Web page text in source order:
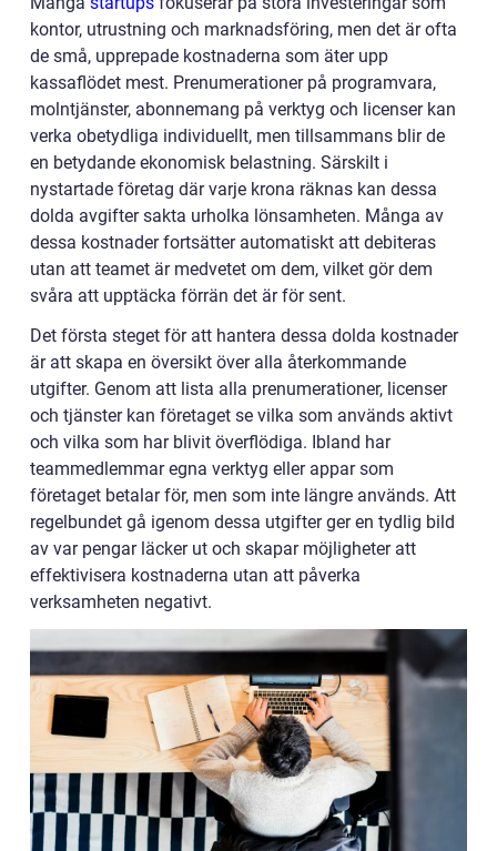
kontor, utrustning och marknadsföring, men det är ofta
de små, upprepade kostnaderna som äter upp
kassaflödet mest. Prenumerationer på programvara,
molntjänster, abonnemang på verktyg och licenser kan
verka obetydliga individuellt, men tillsammans blir de
en betydande ekonomisk belastning. Särskilt i
nystartade företag där varje krona räknas kan dessa
dolda avgifter sakta urholka lönsamheten. Många av
dessa kostnader fortsätter automatiskt att debiteras
utan att teamet är medvetet om dem, vilket gör dem
svåra att upptäcka förrän det är för sent.
Det första steget för att hantera dessa dolda kostnader
är att skapa en översikt över alla återkommande
utgifter. Genom att lista alla prenumerationer, licenser
och tjänster kan företaget se vilka som används aktivt
och vilka som har blivit överflödiga. Ibland har
teammedlemmar egna verktyg eller appar som
företaget betalar för, men som inte längre används. Att
regelbundet gå igenom dessa utgifter ger en tydlig bild
av var pengar läcker ut och skapar möjligheter att
effektivisera kostnaderna utan att påverka
verksamheten negativt.